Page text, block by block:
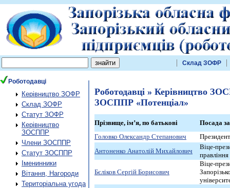
Склад ЗОФР
Роботодавці
Керівництво ЗОФР
Склад ЗОФР
Статут ЗОФР
Керівництво
ЗОСППР
Члени ЗОСППР
Статут ЗОСППР
Іменинники
Вітання, Нагороди
Територіальна угода
Роботодавці » Керівництво
ЗОСППР «Потенціал»
Прізвище, ім’я, по батькові
Посада
Головко Олександр Степанович
Антоненко Анатолій Михайлович
Віце-
Бєліков Сергій Борисович
Віце-